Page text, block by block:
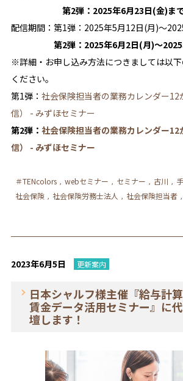
第2弾：2025年6月23日(金)ま
配信期間：第1弾：2025年5月12日(月)～
第2弾：2025年6月2日(月)～
※詳細・お申し込み方法につきましては以
ください。
第1弾： 社会保険担当者の業務カレンダー
信） - みずほセミナー
第2弾： 社会保険担当者の業務カレンダー
信） - みずほセミナー
＃TENcolors , webセミナー , セミナー , 古川 ,
社会保険 , 社会保険労務士法人 , 社会保険担当者 ,
2023年6月5日 更新案内
日本シャルフ様主催『給与計
賃金データ活用セミナー』に
壇します！